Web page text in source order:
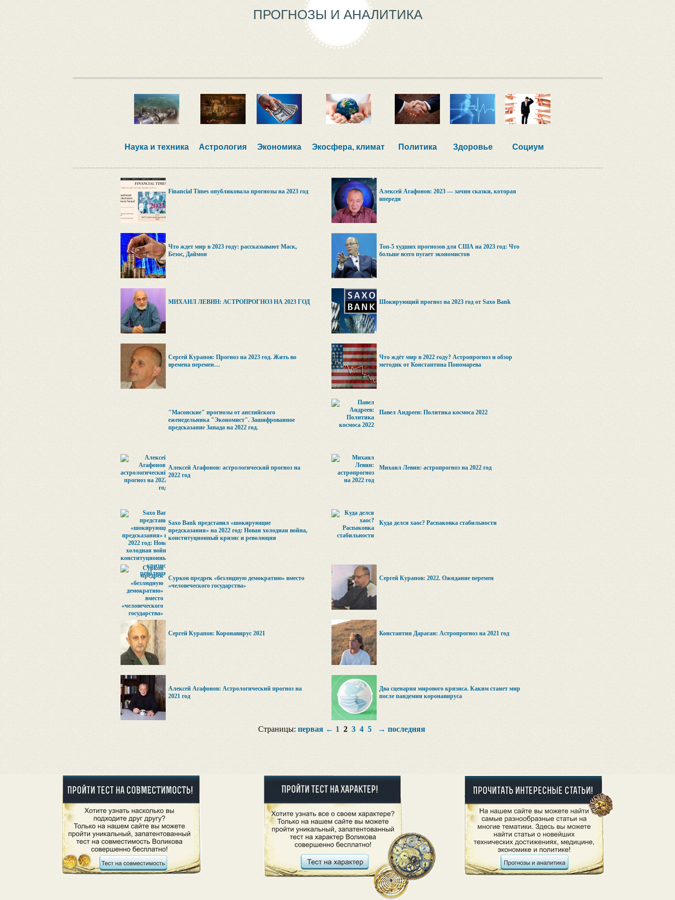
ПРОГНОЗЫ И АНАЛИТИКА
Наука и техника Астрология Экономика Экосфера, климат Политика Здоровье Социум
Financial Times опубликовала прогнозы на 2023 год
Алексей Агафонов: 2023 — зачин сказки, которая
впереди
Что ждет мир в 2023 году: рассказывают Маск,
Безос, Даймон
Топ-5 худших прогнозов для США на 2023 год: Что
больше всего пугает экономистов
МИХАИЛ ЛЕВИН: АСТРОПРОГНОЗ НА 2023 ГОД Шокирующий прогноз на 2023 год от Saxo Bank
Сергей Курапов: Прогноз на 2023 год. Жить во
времена перемен…
Что ждёт мир в 2022 году? Астропрогноз и обзор
методик от Константина Пономарева
"Масонские" прогнозы от английского
еженедельника "Экономист". Зашифрованное
предсказание Запада на 2022 год.
Павел Андреев: Политика космоса 2022
Алексей Агафонов: астрологический прогноз на
2022 год
Михаил Левин: астропрогноз на 2022 год
Saxo Bank представил «шокирующие
предсказания» на 2022 год: Новая холодная война,
конституционный кризис и революция
Куда делся хаос? Распаковка стабильности
Сурков предрек «безлюдную демократию» вместо
«человеческого государства»
Сергей Курапов: 2022. Ожидание перемен
Сергей Курапов: Коронавирус 2021 Константин Дараган: Астропрогноз на 2021 год
Алексей Агафонов: Астрологический прогноз на
2021 год
Два сценария мирового кризиса. Каким станет мир
после пандемии коронавируса
Страницы: первая← 1 2 3 4 5 → последняя